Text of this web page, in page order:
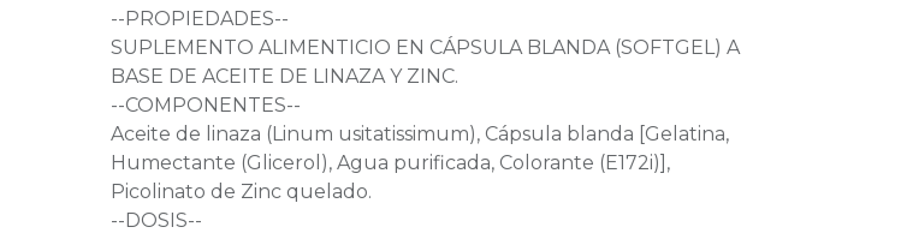
--PROPIEDADES--
SUPLEMENTO ALIMENTICIO EN CÁPSULA BLANDA (SOFTGEL) A
BASE DE ACEITE DE LINAZA Y ZINC.
--COMPONENTES--
Aceite de linaza (Linum usitatissimum), Cápsula blanda [Gelatina,
Humectante (Glicerol), Agua purificada, Colorante (E172i)],
Picolinato de Zinc quelado.
--DOSIS--